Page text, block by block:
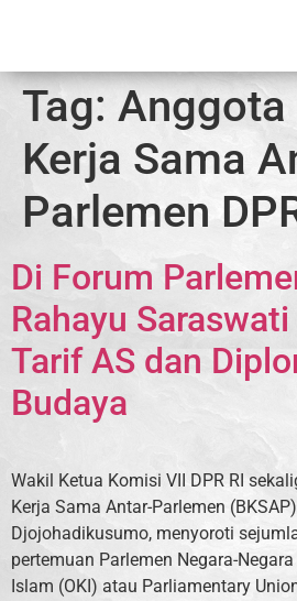
Tag: Anggota
Kerja Sama
Parlemen
Di Forum
Rahayu
Tarif AS dan
Budaya
Wakil Ketua Komisi VII DPR RI
Kerja Sama Antar-Parlemen
Djojohadikusumo, menyoroti
pertemuan Parlemen Negara-
Islam (OKI) atau Parliamentary